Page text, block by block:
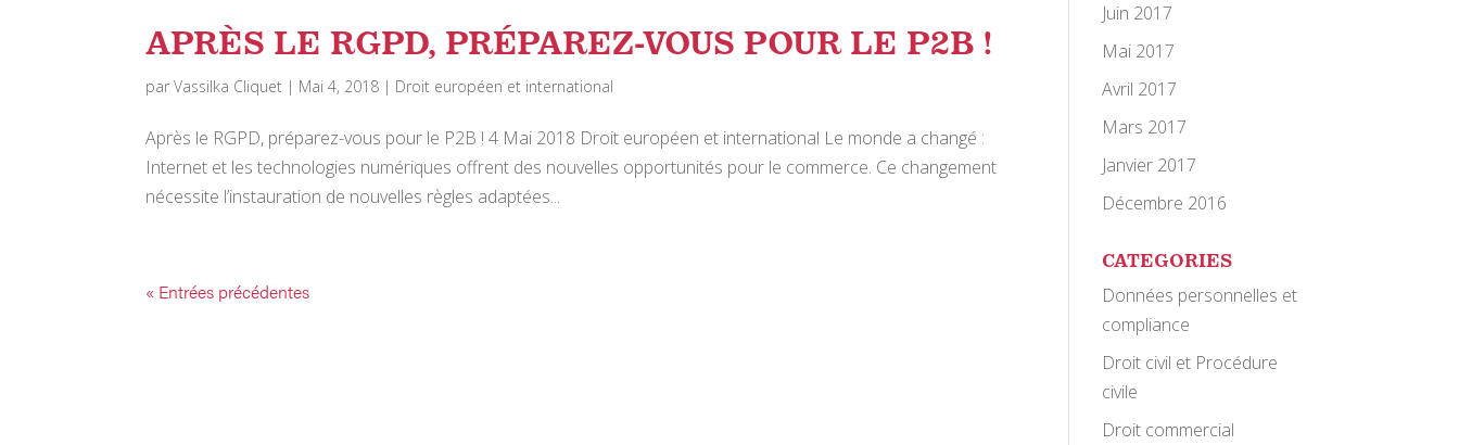
APRÈS LE RGPD, PRÉPAREZ-VOUS POUR LE P2B !
parVassilka Cliquet | Mai 4, 2018 | Droit européen et international
Après le RGPD, préparez-vous pour le P2B ! 4 Mai 2018 Droit européen et international Le monde a changé :
Internet et les technologies numériques offrent des nouvelles opportunités pour le commerce. Ce changement
nécessite l’instauration de nouvelles règles adaptées...
« Entrées précédentes
Juin 2017
Mai 2017
Avril 2017
Mars 2017
Janvier 2017
Décembre 2016
CATEGORIES
Données personnelles et
compliance
Droit civil et Procédure
civile
Droit commercial